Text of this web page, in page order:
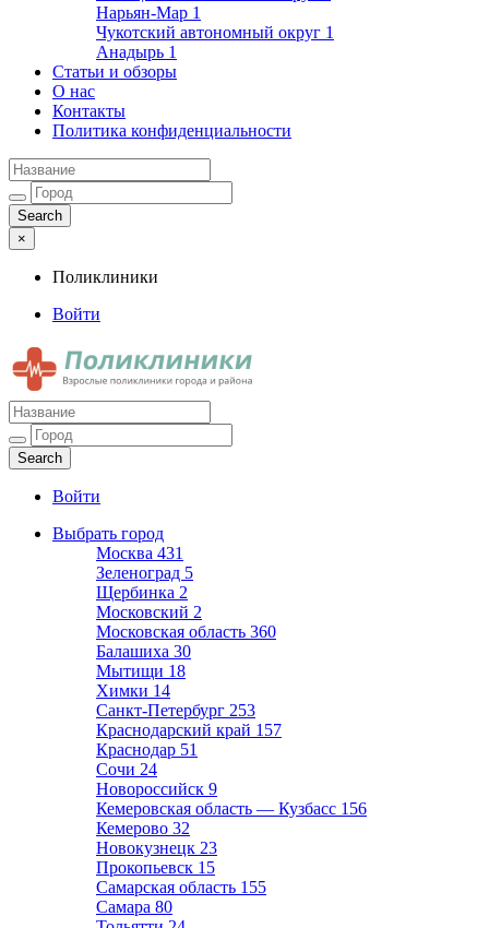
Нарьян-Мар 1
Чукотский автономный округ 1
Анадырь 1
Статьи и обзоры
О нас
Контакты
Политика конфиденциальности
×
Поликлиники
Войти
Поликлиники
Взрослые поликлиники города и района
Войти
Выбрать город
Москва 431
Зеленоград 5
Щербинка 2
Московский 2
Московская область 360
Балашиха 30
Мытищи 18
Химки 14
Санкт-Петербург 253
Краснодарский край 157
Краснодар 51
Сочи 24
Новороссийск 9
Кемеровская область — Кузбасс 156
Кемерово 32
Новокузнецк 23
Прокопьевск 15
Самарская область 155
Самара 80